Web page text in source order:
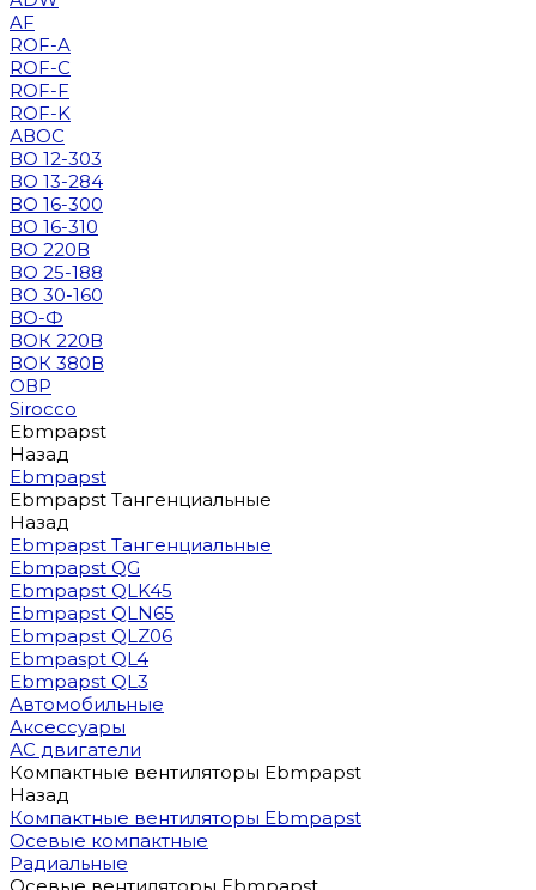
AF
ROF-A
ROF-C
ROF-F
ROF-K
АВОС
ВО 12-303
ВО 13-284
ВО 16-300
ВО 16-310
ВО 220В
ВО 25-188
ВО 30-160
ВО-Ф
ВОК 220В
ВОК 380В
ОВР
Sirocco
Ebmpapst
Назад
Ebmpapst
Ebmpapst Тангенциальные
Назад
Ebmpapst Тангенциальные
Ebmpapst QG
Ebmpapst QLK45
Ebmpapst QLN65
Ebmpapst QLZ06
Ebmpaspt QL4
Ebmpapst QL3
Автомобильные
Аксессуары
АС двигатели
Компактные вентиляторы Ebmpapst
Назад
Компактные вентиляторы Ebmpapst
Осевые компактные
Радиальные